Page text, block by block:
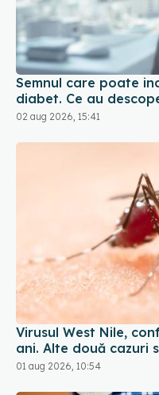
Semnul care poate
diabet. Ce au
02 aug 2026, 15:41
Virusul West Nile,
ani. Alte două cazuri
01 aug 2026, 10:54